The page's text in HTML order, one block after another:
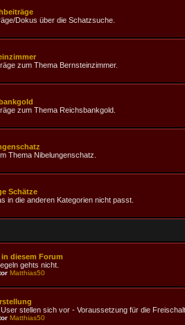
Dokus über die Schatzsuche.
zum Thema Bernsteinzimmer.
zum Thema Reichsbankgold.
Thema Nibelungenschatz.
Schätze
in die anderen Kategorien nicht passt.
in diesem Forum
gehts nicht.
Matthias50
stellen sich vor - Voraussetzung für die
Matthias50